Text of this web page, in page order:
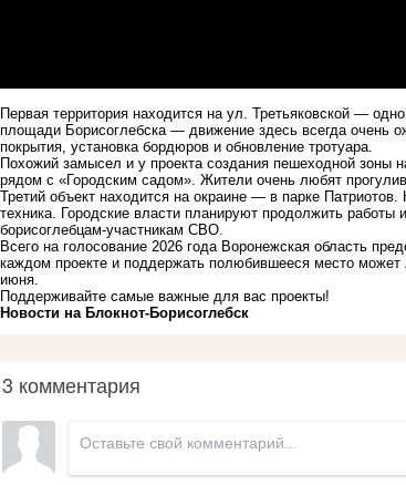
Первая территория находится на ул. Третьяковской —
площади Борисоглебска — движение здесь всегда очень
покрытия, установка бордюров и обновление тротуара.
Похожий замысел и у проекта создания пешеходной
рядом с «Городским садом». Жители очень любят
Третий объект находится на окраине — в парке
техника. Городские власти планируют продолжить работы
борисоглебцам-участникам СВО.
Всего на голосование 2026 года Воронежская область
каждом проекте и поддержать полюбившееся место
июня.
Поддерживайте самые важные для вас проекты!
Новости на Блoкнoт-Борисоглебск
3 комментария